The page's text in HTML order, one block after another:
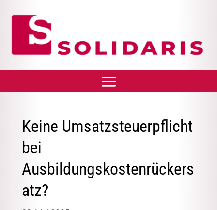
Keine Umsatzsteuerpflicht
bei
Ausbildungskostenrückers
atz?